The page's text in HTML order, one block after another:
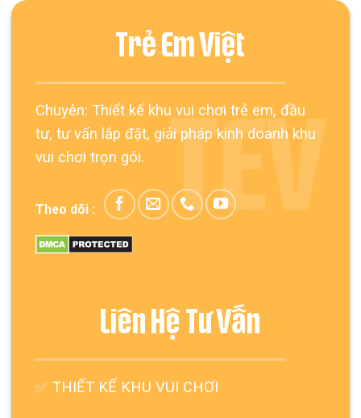
Trẻ Em Việt
Chuyên: Thiết kế khu vui chơi trẻ em, đầu
tư, tư vấn lắp đặt, giải pháp kinh doanh khu
vui chơi trọn gói.
Theo dõi : TEV
Liên Hệ Tư Vấn
✅THIẾT KẾ KHU VUI CHƠI